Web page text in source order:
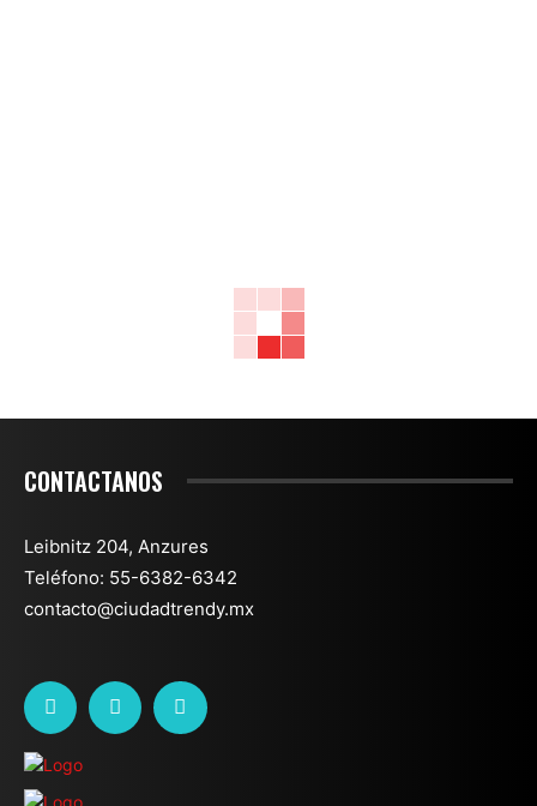
CONTACTANOS
Leibnitz 204, Anzures
Teléfono: 55-6382-6342
contacto@ciudadtrendy.mx